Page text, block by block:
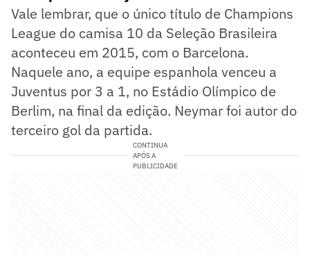
Vale lembrar, que o único título de Champions
League do camisa 10 da Seleção Brasileira
aconteceu em 2015, com o Barcelona.
Naquele ano, a equipe espanhola venceu a
Juventus por 3 a 1, no Estádio Olímpico de
Berlim, na final da edição. Neymar foi autor do
terceiro gol da partida.
CONTINUA
APÓS A
PUBLICIDADE